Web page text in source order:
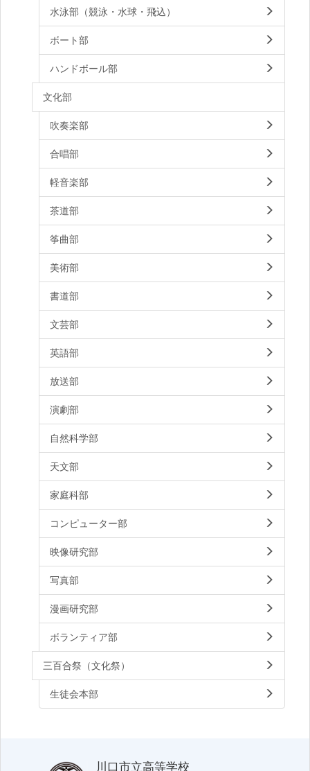
水泳部（競泳・水球・飛込）
ボート部
ハンドボール部
文化部
吹奏楽部
合唱部
軽音楽部
茶道部
筝曲部
美術部
書道部
文芸部
英語部
放送部
演劇部
自然科学部
天文部
家庭科部
コンピューター部
映像研究部
写真部
漫画研究部
ボランティア部
三百合祭（文化祭）
生徒会本部
川口市立高等学校